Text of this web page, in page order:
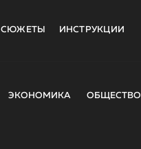
СЮЖЕТЫ ИНСТРУКЦИИ
ЭКОНОМИКА ОБЩЕСТВО